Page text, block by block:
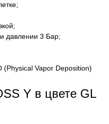
давлении 3 Бар;
(Physical Vapor Deposition)
Y в цвете GL